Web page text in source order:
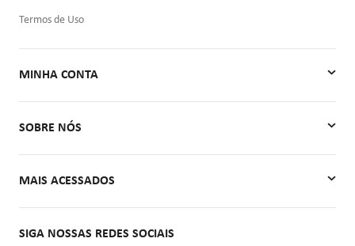
Termos de Uso
MINHA CONTA
SOBRE NÓS
MAIS ACESSADOS
SIGA NOSSAS REDES SOCIAIS